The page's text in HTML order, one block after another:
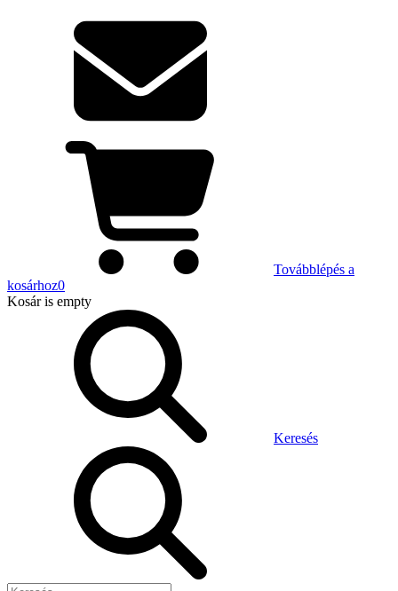
Továbblépés a
kosárhoz0
Kosáris empty
Keresés